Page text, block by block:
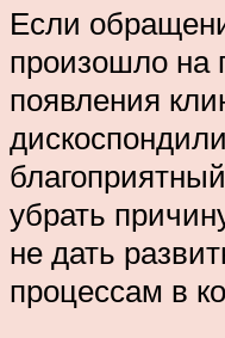
Если
произошло на
появления
убрать
не дать
процессам в